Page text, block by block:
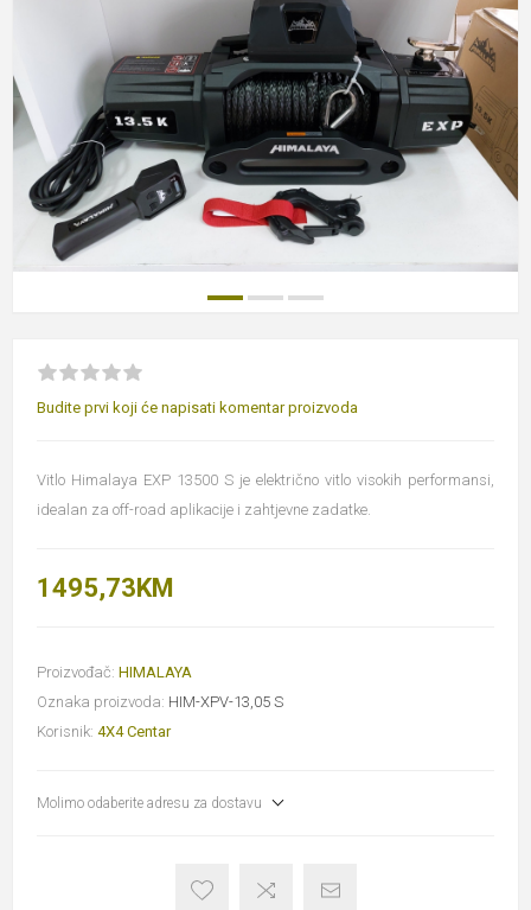
Budite prvi koji će napisati komentar proizvoda
Vitlo Himalaya EXP 13500 S je električno vitlo visokih performansi,
idealan za off-road aplikacije i zahtjevne zadatke.
1495,73KM
Proizvođač: HIMALAYA
Oznaka proizvoda: HIM-XPV-13,05 S
Korisnik: 4X4 Centar
Molimo odaberite adresu za dostavu